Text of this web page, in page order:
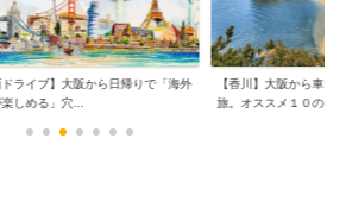
ドライブ】大阪から日帰りで「海外
しめる」穴...
【香川】大阪から車で
旅。オススメ１０の...